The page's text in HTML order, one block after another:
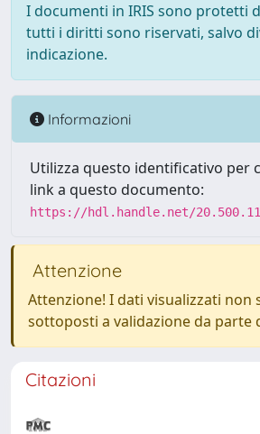
I documenti in IRIS sono protetti
tutti i diritti sono riservati, salvo
indicazione.
Informazioni
Utilizza questo identificativo per
link a questo documento:
https://hdl.handle.net/
Attenzione
Attenzione! I dati visualizzati non
sottoposti a validazione da parte
Citazioni